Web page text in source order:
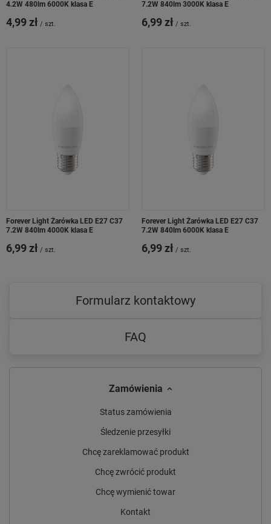
4.2W 480lm 6000K klasa E
4,99 zł / szt.
7.2W 840lm 3000K klasa E
6,99 zł / szt.
Forever Light Żarówka LED E27 C37
7.2W 840lm 4000K klasa E
6,99 zł / szt.
Forever Light Żarówka LED E27 C37
7.2W 840lm 6000K klasa E
6,99 zł / szt.
Formularz kontaktowy
FAQ
Zamówienia
Status zamówienia
Śledzenie przesyłki
Chcę zareklamować produkt
Chcę zwrócić produkt
Chcę wymienić towar
Kontakt